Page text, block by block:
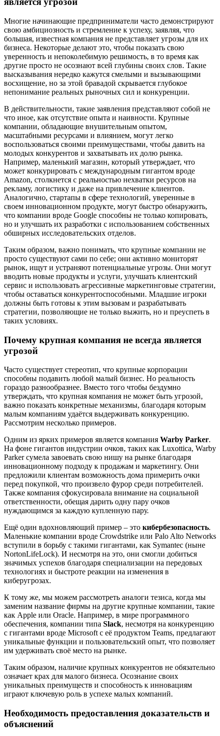
Многие начинающие предприниматели часто демонстрируют
свою амбициозность и стремление к успеху, заявляя, что
большая, известная компания не представляет угрозы для их
бизнеса. Некоторые делают это, чтобы показать свою
уверенность и непоколебимую решимость, в то время как
другие просто не осознают всей глубины своих слов. Такие
высказывания нередко кажутся смелыми и вызывающими
восхищение, но за этой бравадой скрывается глубокое
непонимание реальных рыночных сил и конкуренции.
В действительности, такие заявления представляют собой не
что иное, как отсутствие опыта и наивности. Крупные
компании, обладающие внушительным опытом,
масштабными ресурсами и влиянием, могут легко
воспользоваться своими преимуществами, чтобы давить на
молодых конкурентов и захватывать их долю рынка.
Например, маленький магазин, который утверждает, что
может конкурировать с международным гигантом вроде
Amazon, столкнется с реальностью нехватки ресурсов на
рекламу, логистику и даже на привлечение клиентов.
Аналогично, стартапы в сфере технологий, уверенные в
своем инновационном продукте, могут быстро обнаружить,
что компании вроде Google способны не только копировать,
но и улучшать их разработки с использованием собственных
обширных исследовательских отделов.
Таким образом, важно понимать, что крупные компании не
просто существуют сами по себе; они активно мониторят
рынок, ищут и устраняют потенциальные угрозы. Они могут
вводить новые продукты и услуги, улучшать клиентский
сервис и использовать агрессивные маркетинговые стратегии,
чтобы оставаться конкурентоспособными. Младшие игроки
должны быть готовы к этим вызовам и разрабатывать
стратегии, позволяющие не только выжить, но и преуспеть в
таких условиях.
Почему крупная компания не всегда является
угрозой
Часто существует стереотип, что крупные корпорации
способны подавить любой малый бизнес. Но реальность
гораздо разнообразнее. Вместо того чтобы бездумно
утверждать, что крупная компания не может быть угрозой,
важно показать конкретные механизмы, благодаря которым
малым компаниям удаётся выдерживать конкуренцию.
Рассмотрим несколько примеров.
Одним из ярких примеров является компания Warby Parker.
На фоне гигантов индустрии очков, таких как Luxottica, Warby
Parker сумела завоевать свою нишу на рынке благодаря
инновационному подходу к продажам и маркетингу. Они
предложили клиентам возможность дома примерить очки
перед покупкой, что произвело фурор среди потребителей.
Также компания сфокусировала внимание на социальной
ответственности, обещая дарить одну пару очков
нуждающимся за каждую купленную пару.
Ещё один вдохновляющий пример – это кибербезопасность.
Маленькие компании вроде Crowdstrike или Palo Alto Networks
вступили в борьбу с такими гигантами, как Symantec (ныне
NortonLifeLock). И несмотря на это, они смогли добиться
значимых успехов благодаря специализации на передовых
технологиях и быстроте реакции на изменения в
киберугрозах.
К тому же, мы можем рассмотреть аналоги тезиса, когда мы
заменим название фирмы на другие крупные компании, такие
как Apple или Oracle. Например, в мире программного
обеспечения, компании типа Slack, несмотря на конкуренцию
с гигантами вроде Microsoft с её продуктом Teams, предлагают
уникальные функции и пользовательский опыт, что позволяет
им удерживать своё место на рынке.
Таким образом, наличие крупных конкурентов не обязательно
означает крах для малого бизнеса. Осознание своих
уникальных преимуществ и способность к инновациям
играют ключевую роль в успехе малых компаний.
Необходимость предоставления доказательств и
объяснений